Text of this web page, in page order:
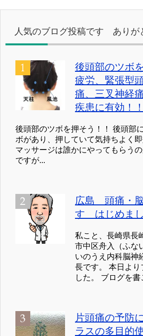
リ
人気のブログ投稿です ありが
後頭部のツボ
疲労、緊張型
痛、三叉神経
疾患に有効！！
後頭部のツボを押そう！！ 後頭部
ボがあり、押していて気持ちよく即
マッサージは誰かにやってもらう
ですが...
広島 頭痛・
す はじめまし
私こと、長崎県長
市中区舟入（ふな
いのうえ内科脳神
長です。 本日より
した。 ブログを書
片頭痛の予防
ラスの多目的